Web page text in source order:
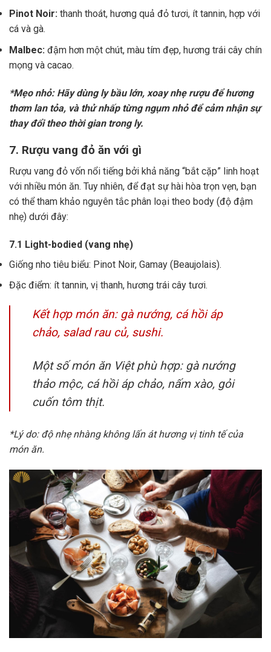
Pinot Noir: thanh thoát, hương quả đỏ tươi, ít tannin, hợp với
cá và gà.
Malbec: đậm hơn một chút, màu tím đẹp, hương trái cây chín
mọng và cacao.
*Mẹo nhỏ: Hãy dùng ly bầu lớn, xoay nhẹ rượu để hương
thơm lan tỏa, và thử nhấp từng ngụm nhỏ để cảm nhận sự
thay đổi theo thời gian trong ly.
7. Rượu vang đỏ ăn với gì
Rượu vang đỏ vốn nổi tiếng bởi khả năng “bắt cặp” linh hoạt
với nhiều món ăn. Tuy nhiên, để đạt sự hài hòa trọn vẹn, bạn
có thể tham khảo nguyên tắc phân loại theo body (độ đậm
nhẹ) dưới đây:
7.1 Light-bodied (vang nhẹ)
Giống nho tiêu biểu: Pinot Noir, Gamay (Beaujolais).
Đặc điểm: ít tannin, vị thanh, hương trái cây tươi.
Kết hợp món ăn: gà nướng, cá hồi áp
chảo, salad rau củ, sushi.
Một số món ăn Việt phù hợp: gà nướng
thảo mộc, cá hồi áp chảo, nấm xào, gỏi
cuốn tôm thịt.
*Lý do: độ nhẹ nhàng không lấn át hương vị tinh tế của
món ăn.